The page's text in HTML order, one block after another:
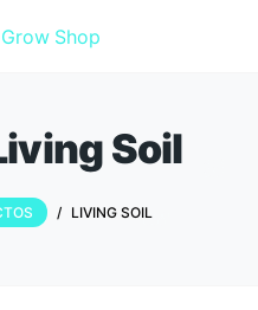
Soil
/ LIVING SOIL